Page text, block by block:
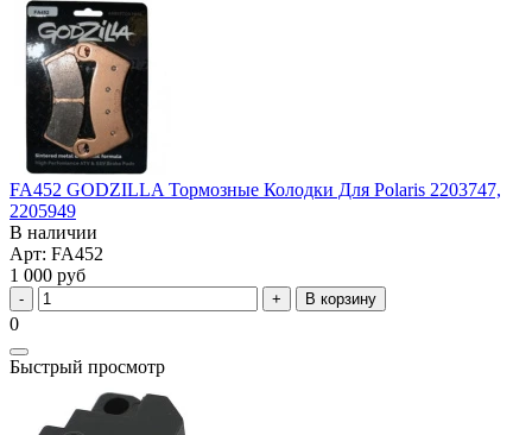
FA452 GODZILLA Тормозные Колодки Для Polaris 2203747,
2205949
В наличии
Арт: FA452
1 000 руб
В корзину
0
Быстрый просмотр